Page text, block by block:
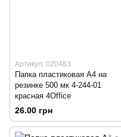
Артикул: 020483
Папка пластиковая А4 на
резинке 500 мк 4-244-01
красная 4Office
26.00 грн